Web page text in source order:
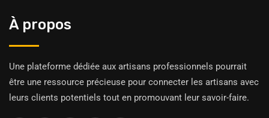
À propos
Une plateforme dédiée aux artisans professionnels pourrait
être une ressource précieuse pour connecter les artisans avec
leurs clients potentiels tout en promouvant leur savoir-faire.